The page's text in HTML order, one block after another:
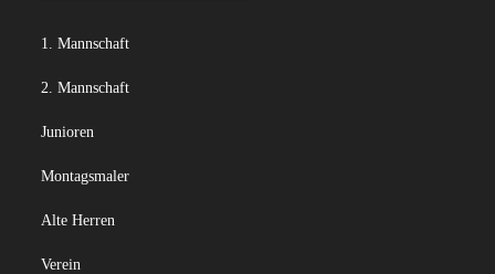
1. Mannschaft
2. Mannschaft
Junioren
Montagsmaler
Alte Herren
Verein